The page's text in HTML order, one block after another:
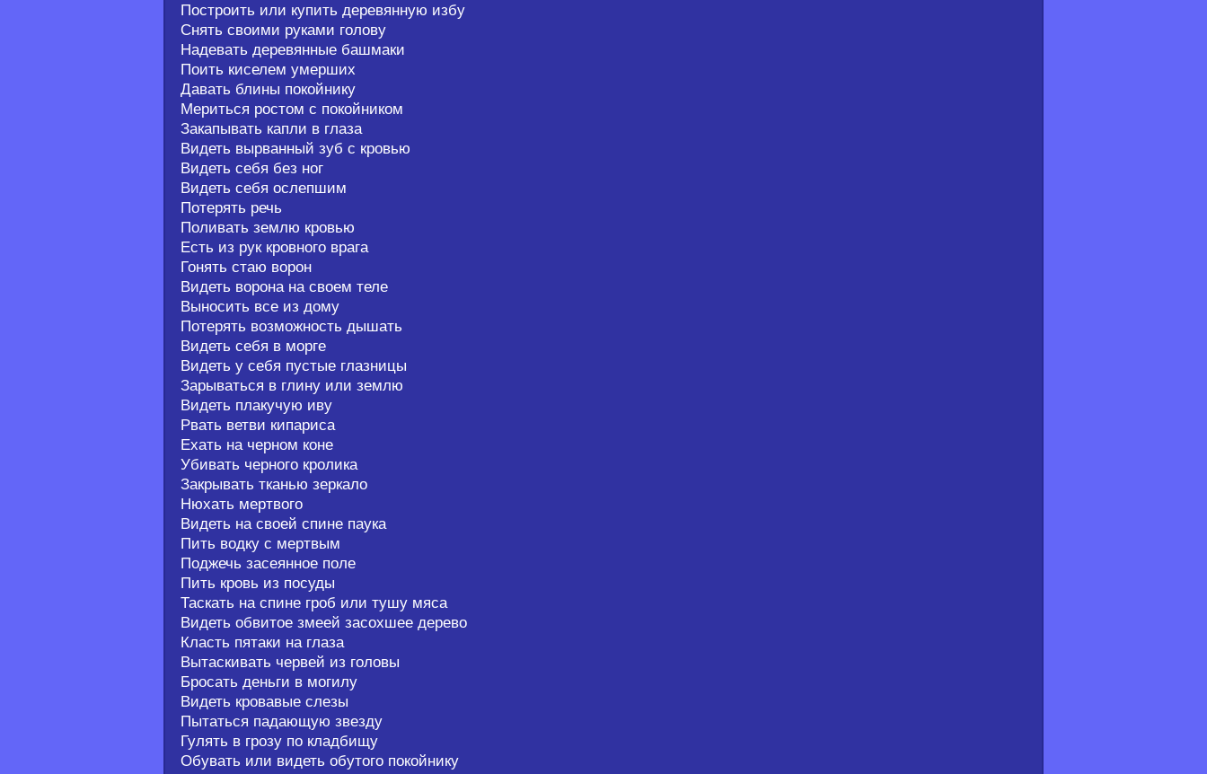
Построить или купить деревянную избу
Снять своими руками голову
Надевать деревянные башмаки
Поить киселем умерших
Давать блины покойнику
Мериться ростом с покойником
Закапывать капли в глаза
Видеть вырванный зуб с кровью
Видеть себя без ног
Видеть себя ослепшим
Потерять речь
Поливать землю кровью
Есть из рук кровного врага
Гонять стаю ворон
Видеть ворона на своем теле
Выносить все из дому
Потерять возможность дышать
Видеть себя в морге
Видеть у себя пустые глазницы
Зарываться в глину или землю
Видеть плакучую иву
Рвать ветви кипариса
Ехать на черном коне
Убивать черного кролика
Закрывать тканью зеркало
Нюхать мертвого
Видеть на своей спине паука
Пить водку с мертвым
Поджечь засеянное поле
Пить кровь из посуды
Таскать на спине гроб или тушу мяса
Видеть обвитое змеей засохшее дерево
Класть пятаки на глаза
Вытаскивать червей из головы
Бросать деньги в могилу
Видеть кровавые слезы
Пытаться падающую звезду
Гулять в грозу по кладбищу
Обувать или видеть обутого покойнику